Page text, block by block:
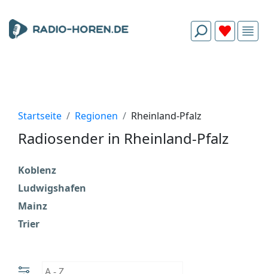
Startseite Regionen Rheinland-Pfalz
Radiosender in Rheinland-Pfalz
Koblenz
Ludwigshafen
Mainz
Trier